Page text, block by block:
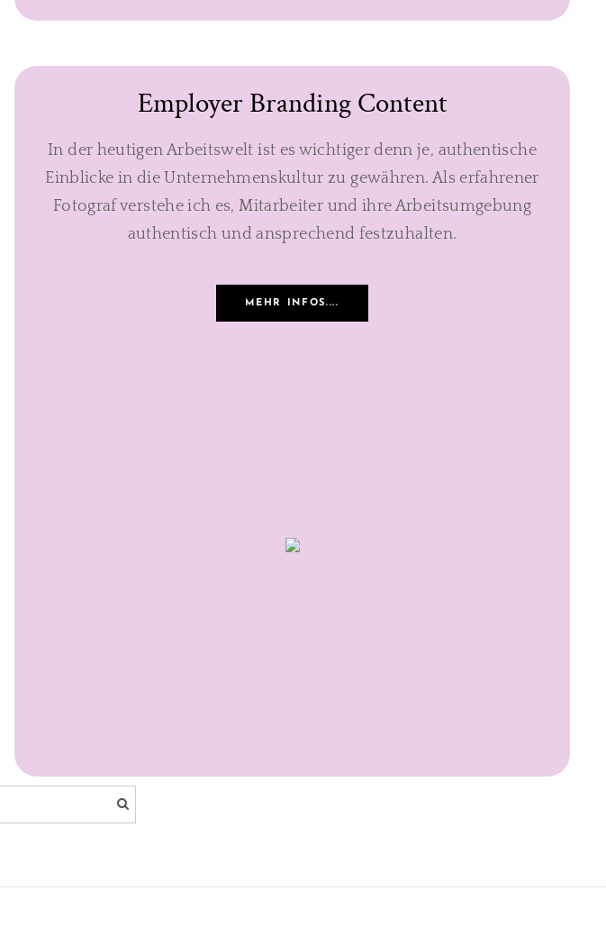
Employer Branding Content
In der heutigen Arbeitswelt ist es wichtiger denn je, authentische
Einblicke in die Unternehmenskultur zu gewähren. Als erfahrener
Fotograf verstehe ich es, Mitarbeiter und ihre Arbeitsumgebung
authentisch und ansprechend festzuhalten.
MEHR INFOS....